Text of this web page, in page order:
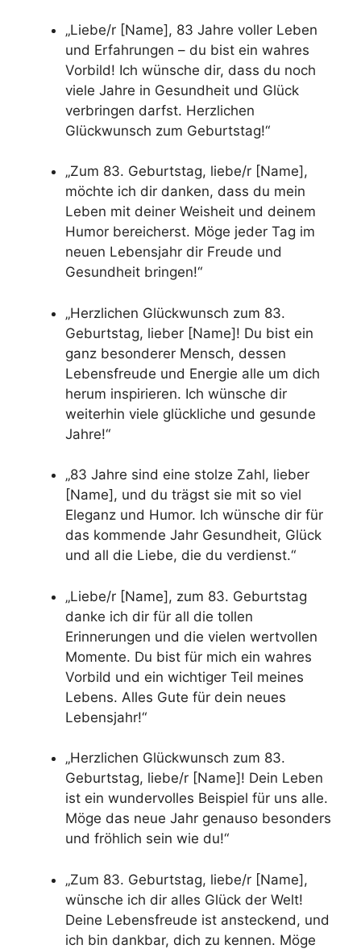
„Liebe/r [Name], 83 Jahre voller Leben
und Erfahrungen – du bist ein wahres
Vorbild! Ich wünsche dir, dass du noch
viele Jahre in Gesundheit und Glück
verbringen darfst. Herzlichen
Glückwunsch zum Geburtstag!“
„Zum 83. Geburtstag, liebe/r [Name],
möchte ich dir danken, dass du mein
Leben mit deiner Weisheit und deinem
Humor bereicherst. Möge jeder Tag im
neuen Lebensjahr dir Freude und
Gesundheit bringen!“
„Herzlichen Glückwunsch zum 83.
Geburtstag, lieber [Name]! Du bist ein
ganz besonderer Mensch, dessen
Lebensfreude und Energie alle um dich
herum inspirieren. Ich wünsche dir
weiterhin viele glückliche und gesunde
Jahre!“
„83 Jahre sind eine stolze Zahl, lieber
[Name], und du trägst sie mit so viel
Eleganz und Humor. Ich wünsche dir für
das kommende Jahr Gesundheit, Glück
und all die Liebe, die du verdienst.“
„Liebe/r [Name], zum 83. Geburtstag
danke ich dir für all die tollen
Erinnerungen und die vielen wertvollen
Momente. Du bist für mich ein wahres
Vorbild und ein wichtiger Teil meines
Lebens. Alles Gute für dein neues
Lebensjahr!“
„Herzlichen Glückwunsch zum 83.
Geburtstag, liebe/r [Name]! Dein Leben
ist ein wundervolles Beispiel für uns alle.
Möge das neue Jahr genauso besonders
und fröhlich sein wie du!“
„Zum 83. Geburtstag, liebe/r [Name],
wünsche ich dir alles Glück der Welt!
Deine Lebensfreude ist ansteckend, und
ich bin dankbar, dich zu kennen. Möge